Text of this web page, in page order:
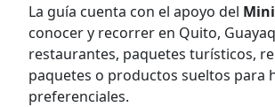
La guía cuenta con el apoyo del
conocer y recorrer en Quito,
restaurantes, paquetes turísticos,
paquetes o productos sueltos para
preferenciales.